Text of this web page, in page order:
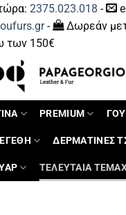
2375.023.018 -
-
Δωρεάν
των 150€
PREMIUM
ΔΕΡΜΑΤΙΝΕΣ
ΤΕΛΕΥΤΑΙΑ